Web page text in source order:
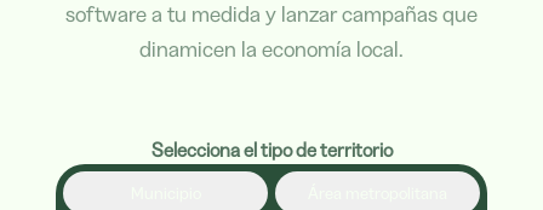
software a tu medida y lanzar campañas que
dinamicen la economía local.
Selecciona el tipo de territorio